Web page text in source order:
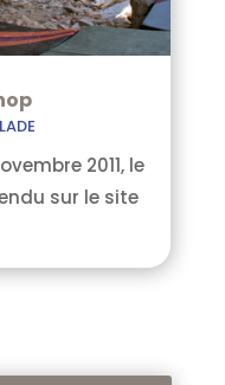
2011, le
sur le site